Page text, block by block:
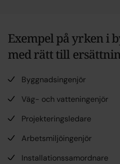
Exempel på yrken i
med rätt till
Byggnadsingenjör
Väg- och vatteningenjör
Projekteringsledare
Arbetsmiljöingenjör
Installationssamordnare